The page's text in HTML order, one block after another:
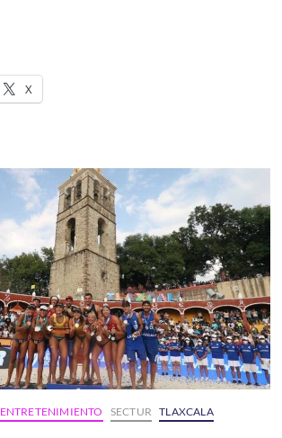
X
ENTRETENIMIENTO SECTUR
TLAXCALA